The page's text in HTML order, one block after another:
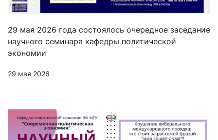
29 мая 2026 года состоялось очередное заседание
научного семинара кафедры политической
экономии
29 мая 2026